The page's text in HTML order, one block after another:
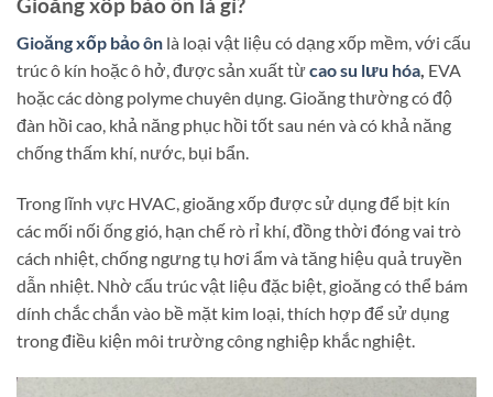
Gioăng xốp bảo ôn là loại vật liệu có dạng xốp mềm, với cấu
trúc ô kín hoặc ô hở, được sản xuất từcao su lưu hóa, EVA
hoặc các dòng polyme chuyên dụng. Gioăng thường có độ
đàn hồi cao, khả năng phục hồi tốt sau nén và có khả năng
chống thấm khí, nước, bụi bẩn.
Trong lĩnh vực HVAC, gioăng xốp được sử dụng để bịt kín
các mối nối ống gió, hạn chế rò rỉ khí, đồng thời đóng vai trò
cách nhiệt, chống ngưng tụ hơi ẩm và tăng hiệu quả truyền
dẫn nhiệt. Nhờ cấu trúc vật liệu đặc biệt, gioăng có thể bám
dính chắc chắn vào bề mặt kim loại, thích hợp để sử dụng
trong điều kiện môi trường công nghiệp khắc nghiệt.